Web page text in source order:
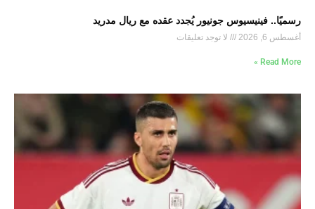
رسميًا.. فينيسيوس جونيور يُجدد عقده مع ريال مدريد
أغسطس 6, 2026 لا توجد تعليقات
Read More »